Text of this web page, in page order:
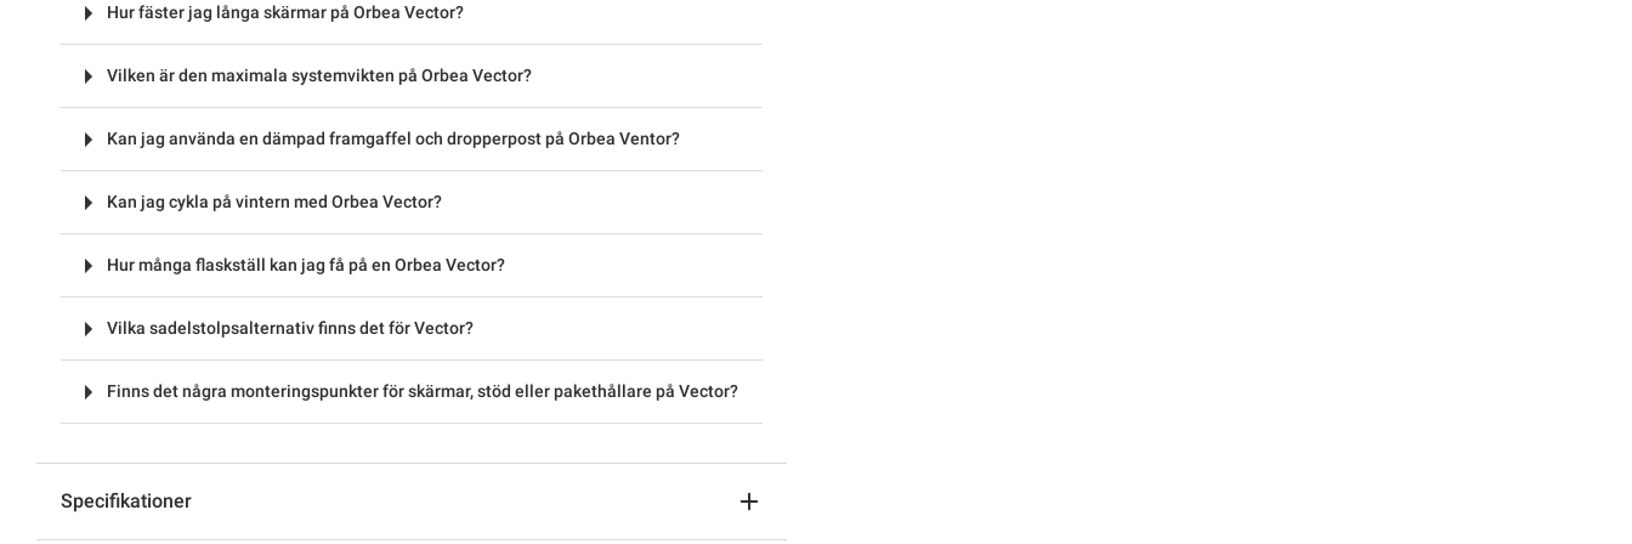
Hur fäster jag långa skärmar på Orbea Vector?
Vilken är den maximala systemvikten på Orbea Vector?
Kan jag använda en dämpad framgaffel och dropperpost på Orbea Ventor?
Kan jag cykla på vintern med Orbea Vector?
Hur många flaskställ kan jag få på en Orbea Vector?
Vilka sadelstolpsalternativ finns det för Vector?
Finns det några monteringspunkter för skärmar, stöd eller pakethållare på Vector?
Specifikationer